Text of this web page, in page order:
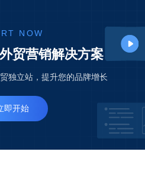
NOW
贸营销解决方案
独立站，提升您的品牌增长
即开始